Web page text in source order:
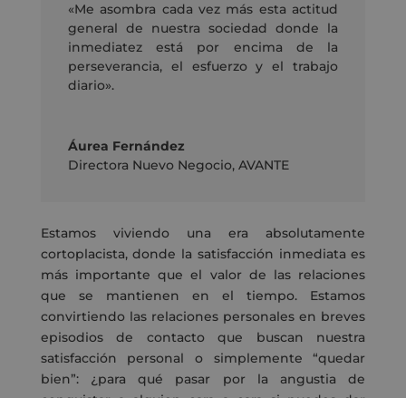
«Me asombra cada vez más esta actitud
general de nuestra sociedad donde la
inmediatez está por encima de la
perseverancia, el esfuerzo y el trabajo
diario».
Áurea Fernández
Directora Nuevo Negocio, AVANTE
Estamos viviendo una era absolutamente
cortoplacista, donde la satisfacción inmediata es
más importante que el valor de las relaciones
que se mantienen en el tiempo. Estamos
convirtiendo las relaciones personales en breves
episodios de contacto que buscan nuestra
satisfacción personal o simplemente “quedar
bien”: ¿para qué pasar por la angustia de